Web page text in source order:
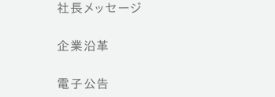
社長メッセージ
企業沿革
電子公告